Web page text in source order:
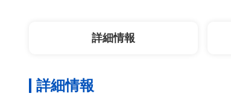
詳細情報
詳細情報